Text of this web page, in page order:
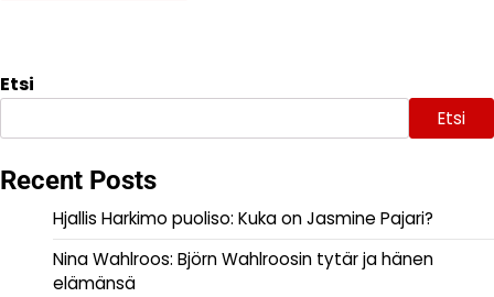
Etsi
Etsi
Recent Posts
Hjallis Harkimo puoliso: Kuka on Jasmine Pajari?
Nina Wahlroos: Björn Wahlroosin tytär ja hänen
elämänsä